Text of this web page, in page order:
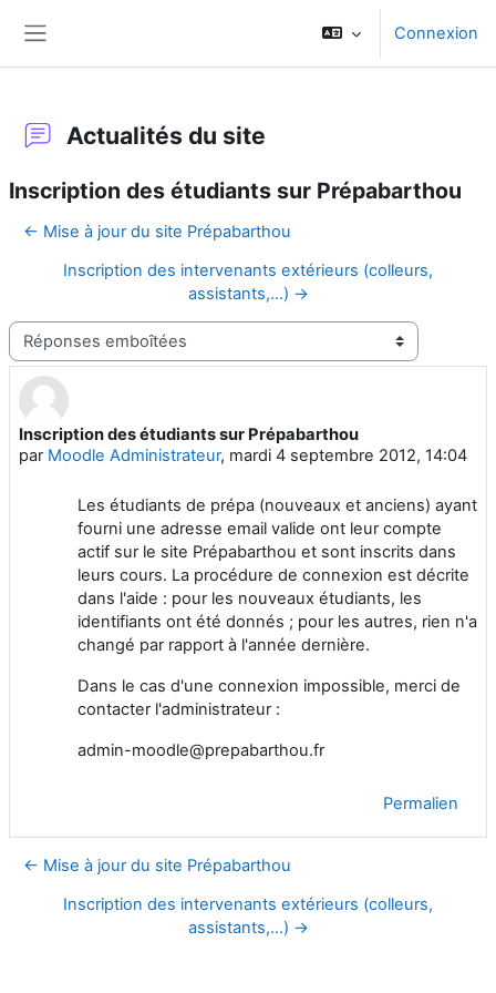
Connexion
Actualités du site
Inscription des étudiants sur Prépabarthou
← Mise à jour du site Prépabarthou
Inscription des intervenants extérieurs (colleurs,
assistants,...) →
Type d’affichage
Inscription des étudiants sur Prépabarthou
par Moodle Administrateur, mardi 4 septembre 2012, 14:04
Nombre de réponses : 0
Les étudiants de prépa (nouveaux et anciens) ayant
fourni une adresse email valide ont leur compte
actif sur le site Prépabarthou et sont inscrits dans
leurs cours. La procédure de connexion est décrite
dans l'aide : pour les nouveaux étudiants, les
identifiants ont été donnés ; pour les autres, rien n'a
changé par rapport à l'année dernière.
Dans le cas d'une connexion impossible, merci de
contacter l'administrateur :
admin-moodle@prepabarthou.fr
Permalien
← Mise à jour du site Prépabarthou
Inscription des intervenants extérieurs (colleurs,
assistants,...) →